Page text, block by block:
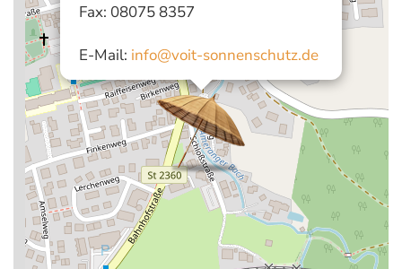
Fax: 08075 8357
E-Mail: info@voit-sonnenschutz.de